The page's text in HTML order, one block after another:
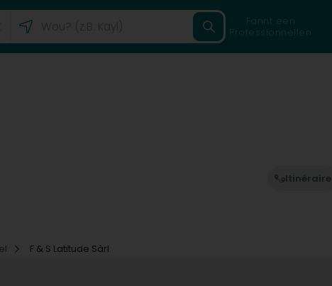
Fannt een
Professionnellen
Itinéraire
F & S Latitude Sàrl